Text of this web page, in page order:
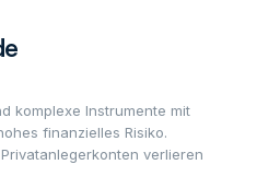
komplexe Instrumente mit
finanzielles Risiko.
verlieren